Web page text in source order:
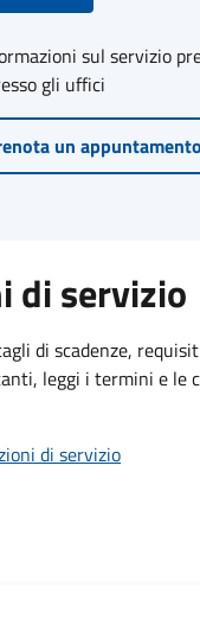
sul servizio
gli uffici
un appuntamento
di servizio
di scadenze,
leggi i termini e le
di servizio